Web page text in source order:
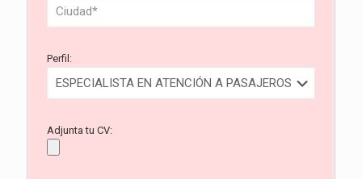
Perfil:
Adjunta tu CV: